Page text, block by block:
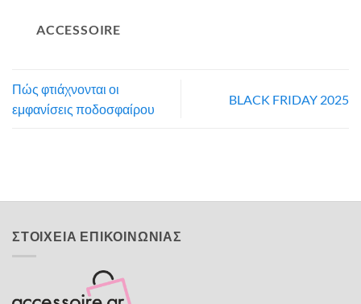
ACCESSOIRE
Πώς φτιάχνονται οι
εμφανίσεις ποδοσφαίρου
BLACK FRIDAY 2025
ΣΤΟΙΧΕΙΑ ΕΠΙΚΟΙΝΩΝΙΑΣ